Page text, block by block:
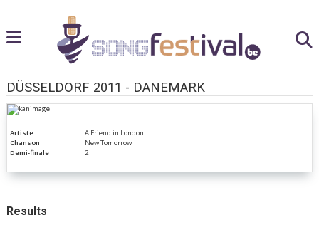
DÜSSELDORF 2011 - DANEMARK
Artiste
A Friend in London
Chanson
New Tomorrow
Demi-finale
2
Results